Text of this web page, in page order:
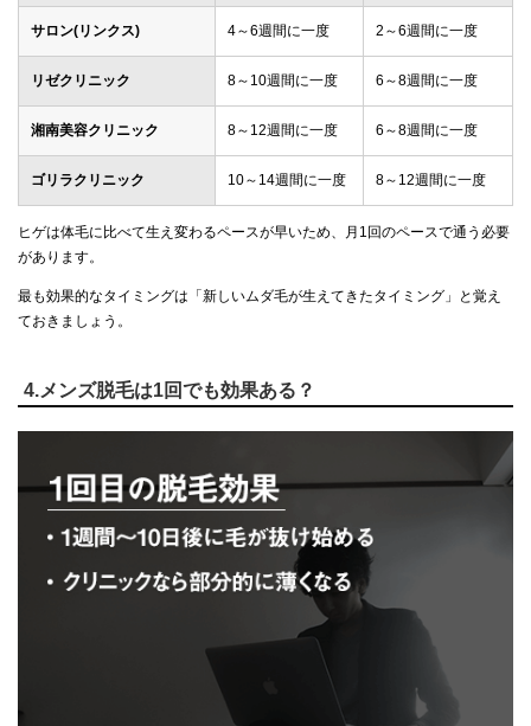
サロン(リンクス) 4～6週間に一度 2～6週間に一度
リゼクリニック 8～10週間に一度 6～8週間に一度
湘南美容クリニック 8～12週間に一度 6～8週間に一度
ゴリラクリニック 10～14週間に一度 8～12週間に一度
ヒゲは体毛に比べて生え変わるペースが早いため、月1回のペースで通う必要
があります。
最も効果的なタイミングは「新しいムダ毛が生えてきたタイミング」と覚え
ておきましょう。
4.メンズ脱毛は1回でも効果ある？